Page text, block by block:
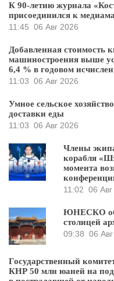
К 90-летию журнала
присоединился к
11:45 06 Авг 2026
Добавленная стоимость
машиностроения выше
6,4 % в годовом
11:03 06 Авг 2026
Умное сельское
доставки еды
11:03 06 Авг 2026
Члены
корабля
момента
11:02 06
ЮНЕСКО
столицей
09:38 06
Государственный
КНР 50 млн юаней на